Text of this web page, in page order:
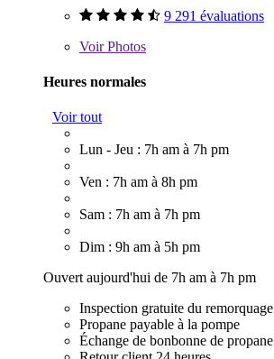
9 291 évaluations
VoirPhotos
Heures normales
Voir tout
Lun - Jeu : 7h am à 7h pm
Ven : 7h am à 8h pm
Sam : 7h am à 7h pm
Dim : 9h am à 5h pm
Ouvert aujourd'hui de 7h am à 7h pm
Inspection gratuite du remorquage
Propane payable à la pompe
Échange de bonbonne de propane